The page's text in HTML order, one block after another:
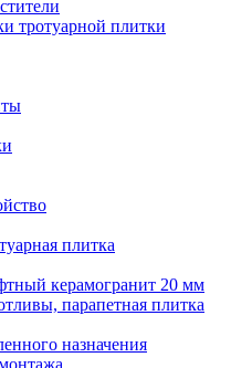
тротуарной плитки
плитка
керамогранит 20 мм
парапетная плитка
назначения